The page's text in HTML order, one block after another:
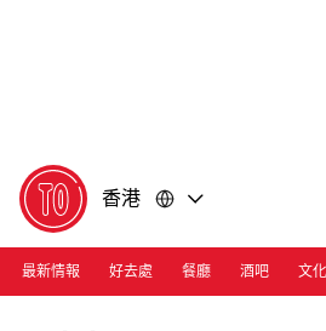
香港
最新情報 好去處 餐廳 酒吧 文化
Photograph: Courtesy Emis